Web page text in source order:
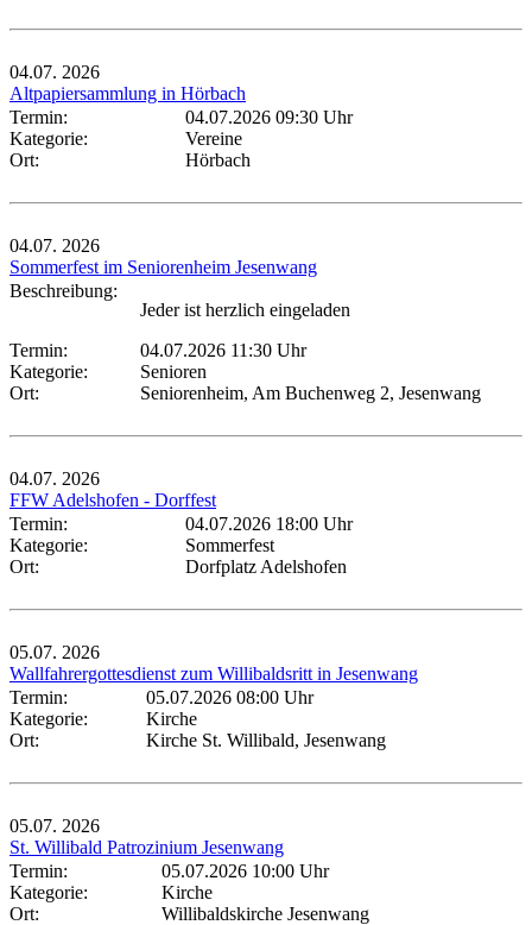
04.07. 2026
Altpapiersammlung in Hörbach
Termin:
04.07.2026 09:30 Uhr
Kategorie:
Vereine
Ort:
Hörbach
04.07. 2026
Sommerfest im Seniorenheim Jesenwang
Beschreibung:
Jeder ist herzlich eingeladen
Termin:
04.07.2026 11:30 Uhr
Kategorie:
Senioren
Ort:
Seniorenheim, Am Buchenweg 2, Jesenwang
04.07. 2026
FFW Adelshofen - Dorffest
Termin:
04.07.2026 18:00 Uhr
Kategorie:
Sommerfest
Ort:
Dorfplatz Adelshofen
05.07. 2026
Wallfahrergottesdienst zum Willibaldsritt in Jesenwang
Termin:
05.07.2026 08:00 Uhr
Kategorie:
Kirche
Ort:
Kirche St. Willibald, Jesenwang
05.07. 2026
St. Willibald Patrozinium Jesenwang
Termin:
05.07.2026 10:00 Uhr
Kategorie:
Kirche
Ort:
Willibaldskirche Jesenwang